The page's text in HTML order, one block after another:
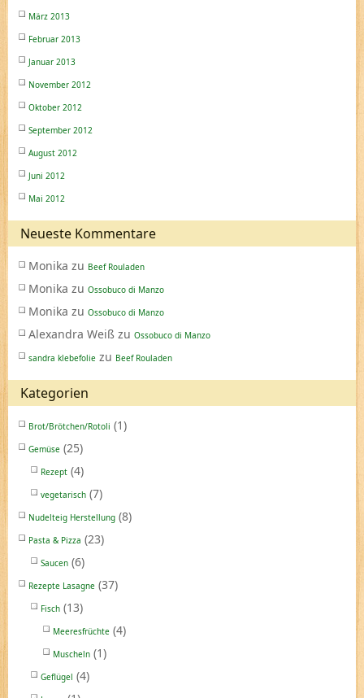
März 2013
Februar 2013
Januar 2013
November 2012
Oktober 2012
September 2012
August 2012
Juni 2012
Mai 2012
Neueste Kommentare
Monika zu Beef Rouladen
Monika zu Ossobuco di Manzo
Monika zu Ossobuco di Manzo
Alexandra Weiß zu Ossobuco di Manzo
sandra klebefolie zu Beef Rouladen
Kategorien
Brot/Brötchen/Rotoli (1)
Gemüse (25)
Rezept (4)
vegetarisch (7)
Nudelteig Herstellung (8)
Pasta & Pizza (23)
Saucen (6)
Rezepte Lasagne (37)
Fisch (13)
Meeresfrüchte (4)
Muscheln (1)
Geflügel (4)